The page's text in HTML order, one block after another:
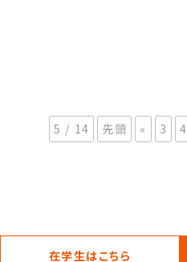
在学生はこちら
5 / 14 先頭 « 3 4